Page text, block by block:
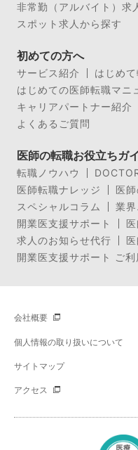
非常勤（アルバイト）求
スポット求人から探す
初めての方へ
サービス紹介
はじめ
はじめての医師転職マニ
キャリアパートナー紹介
よくあるご質問
医師の転職お役立ちガ
転職ノウハウ
医師転職ナレッジ
医
スペシャルコラム
業
開業医支援サポート
求人のお知らせ代行
開業医支援サポート ご
会社概要
個人情報の取り扱いについて
サイトマップ
アクセス